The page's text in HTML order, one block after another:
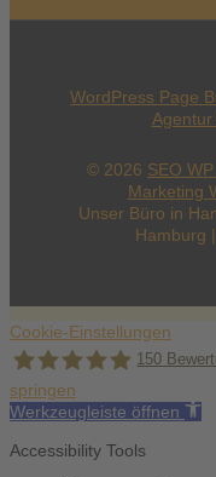
WordPress Page
© 2026 SEO
Marketing
Unser Büro in
Hamburg
Cookie-Einstellungen
150
springen
Werkzeugleiste öffnen
Accessibility Tools